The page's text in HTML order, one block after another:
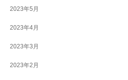
2023年5月
2023年4月
2023年3月
2023年2月